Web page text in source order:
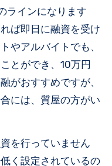
ラインになります
ば即日に融資を受け
やアルバイトでも、
とができ、10万円
がおすすめですが、
には、質屋の方がい
を行っていません
く設定されているの